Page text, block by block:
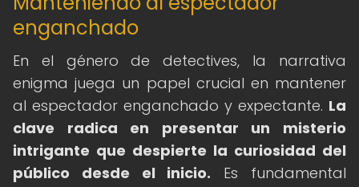
enganchado
En el género de detectives, la narrativa
enigma juega un papel crucial en mantener
al espectador enganchado y expectante. La
clave radica en presentar un misterio
intrigante que despierte la curiosidad del
público desde el inicio. Es fundamental